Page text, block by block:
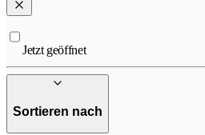
Jetzt geöffnet
Sortieren nach